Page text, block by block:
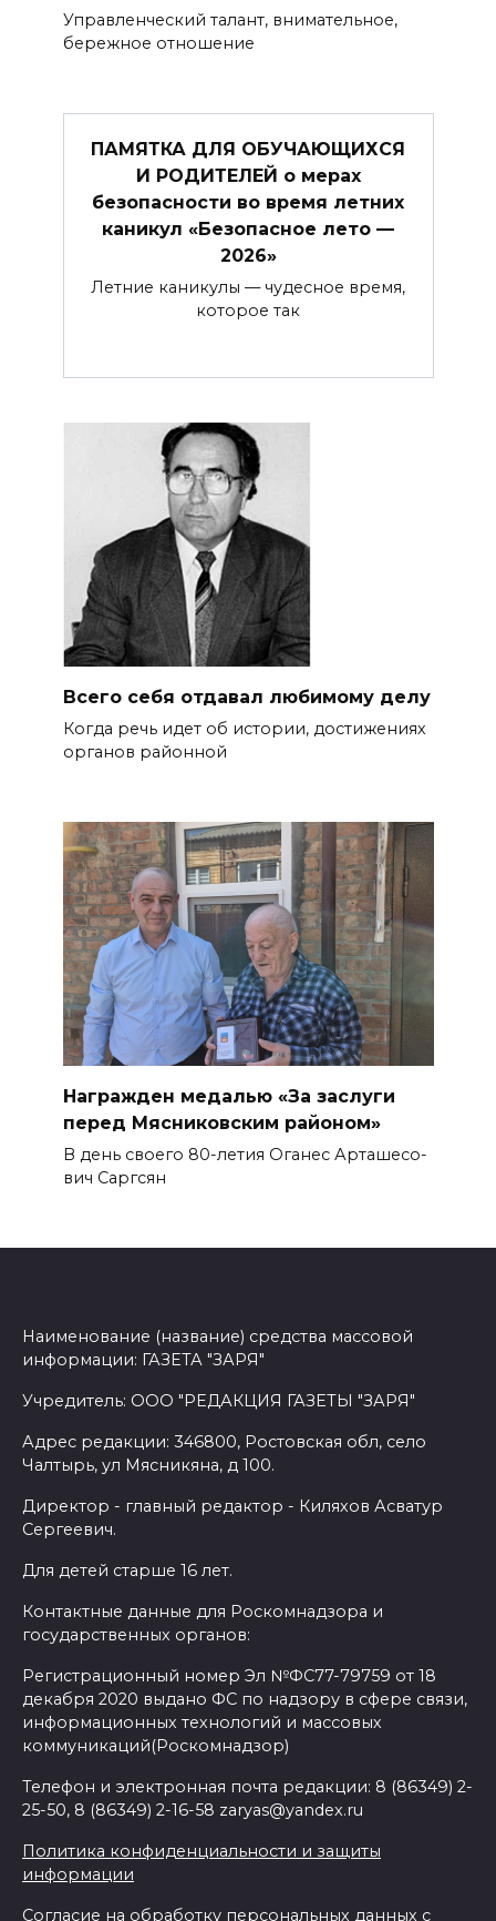
Управленческий талант, внима­тельное,
бережное отношение
ПАМЯТКА ДЛЯ ОБУЧАЮЩИХСЯ
И РОДИТЕЛЕЙ о мерах
безопасности во время летних
каникул «Безопасное лето —
2026»
Летние каникулы — чудесное время,
которое так
Всего себя отдавал любимому делу
Когда речь идет об истории, дости­жениях
органов районной
Награжден медалью «За заслуги
перед Мясниковским районом»
В день своего 80-летия Оганес Арташесо­
вич Саргсян
Наименование (название) средства массовой
информации: ГАЗЕТА "ЗАРЯ"
Учредитель: ООО "РЕДАКЦИЯ ГАЗЕТЫ "ЗАРЯ"
Адрес редакции: 346800, Ростовская обл, село
Чалтырь, ул Мясникяна, д 100.
Директор - главный редактор - Киляхов Асватур
Сергеевич.
Для детей старше 16 лет.
Контактные данные для Роскомнадзора и
государственных органов:
Регистрационный номер Эл №ФС77-79759 от 18
декабря 2020 выдано ФС по надзору в сфере связи,
информационных технологий и массовых
коммуникаций(Роскомнадзор)
Телефон и электронная почта редакции: 8 (86349) 2-
25-50, 8 (86349) 2-16-58 zaryas@yandex.ru
Политика конфиденциальности и защиты
информации
Согласие на обработку персональных данных с